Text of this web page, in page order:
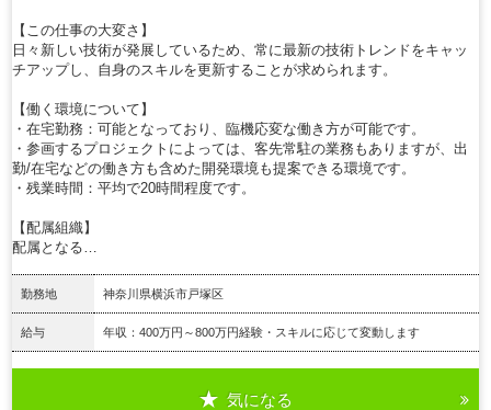
【この仕事の大変さ】
日々新しい技術が発展しているため、常に最新の技術トレンドをキャッ
チアップし、自身のスキルを更新することが求められます。
【働く環境について】
・在宅勤務：可能となっており、臨機応変な働き方が可能です。
・参画するプロジェクトによっては、客先常駐の業務もありますが、出
勤/在宅などの働き方も含めた開発環境も提案できる環境です。
・残業時間：平均で20時間程度です。
【配属組織】
配属となる…
勤務地 神奈川県横浜市戸塚区
給与 年収：400万円～800万円経験・スキルに応じて変動します
気になる